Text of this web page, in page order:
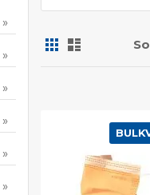
Foto-
tabel